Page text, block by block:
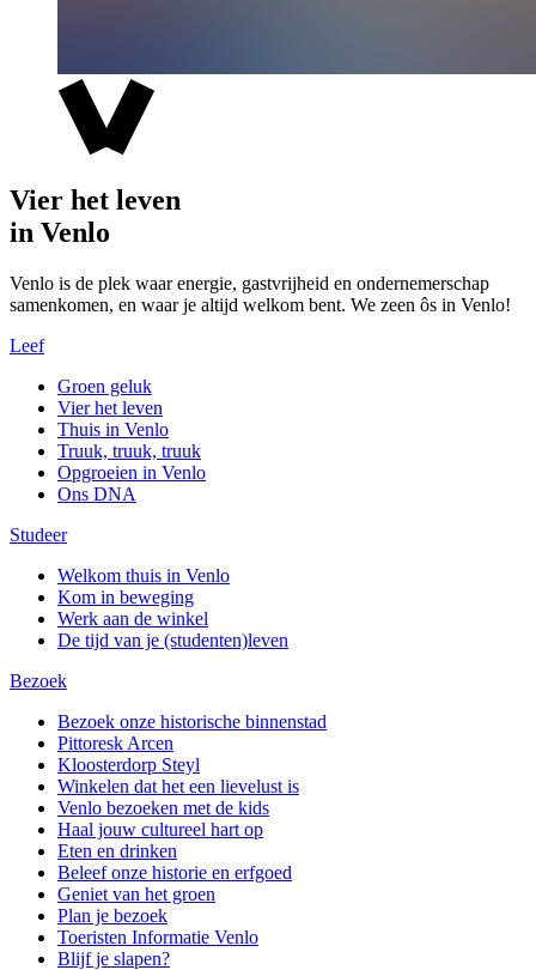
Vier het leven
in Venlo
Venlo is de plek waar energie, gastvrijheid en ondernemerschap
samenkomen, en waar je altijd welkom bent. We zeen ôs in Venlo!
Leef
Groen geluk
Vier het leven
Thuis in Venlo
Truuk, truuk, truuk
Opgroeien in Venlo
Ons DNA
Studeer
Welkom thuis in Venlo
Kom in beweging
Werk aan de winkel
De tijd van je (studenten)leven
Bezoek
Bezoek onze historische binnenstad
Pittoresk Arcen
Kloosterdorp Steyl
Winkelen dat het een lievelust is
Venlo bezoeken met de kids
Haal jouw cultureel hart op
Eten en drinken
Beleef onze historie en erfgoed
Geniet van het groen
Plan je bezoek
Toeristen Informatie Venlo
Blijf je slapen?